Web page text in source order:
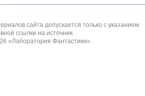
сайта допускается только с указанием
ссылки на источник.
«Лаборатория Фантастики».